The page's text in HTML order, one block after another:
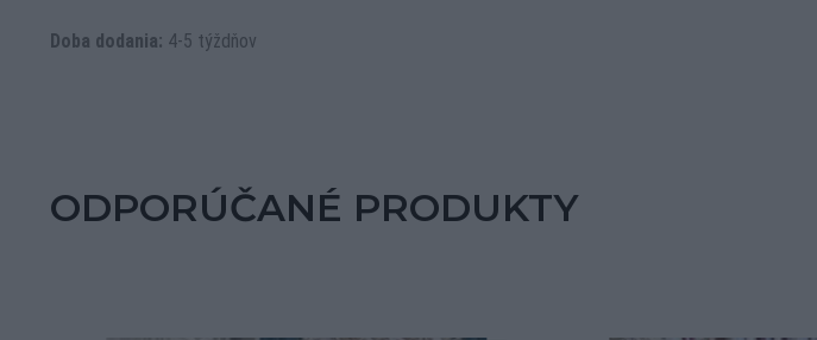
Doba dodania: 4-5 týždňov
ODPORÚČANÉ PRODUKTY